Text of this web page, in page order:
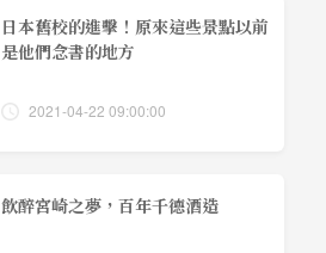
日本舊校的進擊！原來這些景點以前
是他們念書的地方
2021-04-22 09:00:00
飲醉宮崎之夢，百年千德酒造